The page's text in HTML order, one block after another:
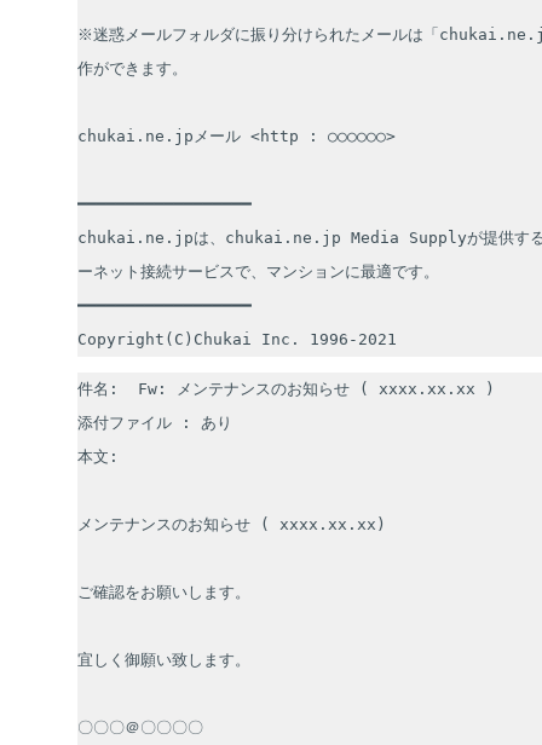
※迷惑メールフォルダに振り分けられたメールは「
作ができます。
chukai.ne.jpメール <http : ○○○○○○>
━━━━━━━━━━━━━━━━━━
chukai.ne.jpは、chukai.ne.jp Media Supplyが提供する
ーネット接続サービスで、マンションに最適です。
━━━━━━━━━━━━━━━━━━
Copyright(C)Chukai Inc. 1996-2021
件名:  Fw: メンテナンスのお知らせ ( xxxx.xx.xx )
添付ファイル : あり
本文:
メンテナンスのお知らせ ( xxxx.xx.xx)
ご確認をお願いします。
宜しく御願い致します。
〇〇〇＠〇〇〇〇